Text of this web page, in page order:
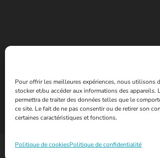
Pour offrir les meilleures expériences, nous utilisons
stocker et/ou accéder aux informations des
permettra de traiter des données telles que le
ce site. Le fait de ne pas consentir ou de retirer son
certaines caractéristiques et fonctions.
Politique de cookiesPolitique de confidentialité
© 2026 - Mairie de la ville de Fontoy